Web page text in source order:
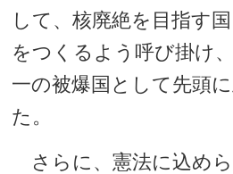
して、核廃絶を目指す
をつくるよう呼び掛け
一の被爆国として先頭
た。
さらに、憲法に込め